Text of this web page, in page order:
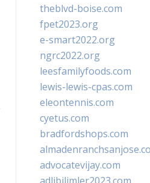
theblvd-boise.com
fpet2023.org
e-smart2022.org
ngrc2022.org
leesfamilyfoods.com
lewis-lewis-cpas.com
eleontennis.com
cyetus.com
bradfordshops.com
advocatevijay.com